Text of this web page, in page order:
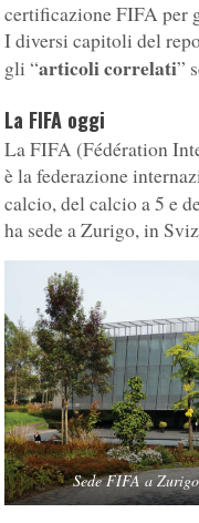
certificazione FIFA per
I diversi capitoli del
gli “articoli correlati”
La FIFA oggi
La FIFA (Fédération
è la federazione
calcio, del calcio a 5 e
ha sede a Zurigo, in
Sede FIFA a